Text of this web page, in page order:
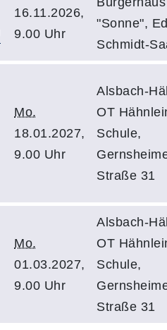
16.11.2026,
9.00 Uhr
"Sonne",
Schmidt-
Mo.
18.01.2027,
9.00 Uhr
Alsbach-
OT
Schule,
Straße 31
Mo.
01.03.2027,
9.00 Uhr
Alsbach-
OT
Schule,
Straße 31